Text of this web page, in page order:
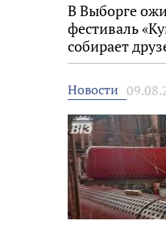
В Выборге
фестиваль
собирает
Новости